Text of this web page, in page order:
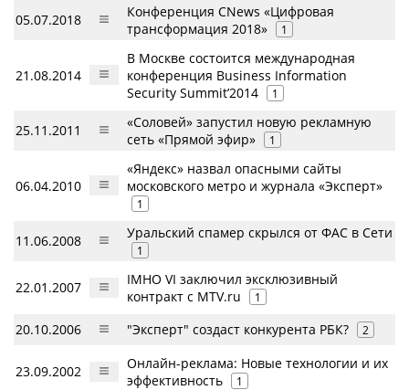
05.07.2018
Конференция CNews «Цифровая
трансформация 2018»
1
21.08.2014
В Москве состоится международная
конференция Business Information
Security Summit’2014
1
25.11.2011
«Соловей» запустил новую рекламную
сеть «Прямой эфир»
1
06.04.2010
«Яндекс» назвал опасными сайты
московского метро и журнала «Эксперт»
1
11.06.2008 Уральский спамер скрылся от ФАС в Сети
1
22.01.2007
IMHO VI заключил эксклюзивный
контракт с MTV.ru
1
20.10.2006 "Эксперт" создаст конкурента РБК? 2
23.09.2002
Онлайн-реклама: Новые технологии и их
эффективность
1